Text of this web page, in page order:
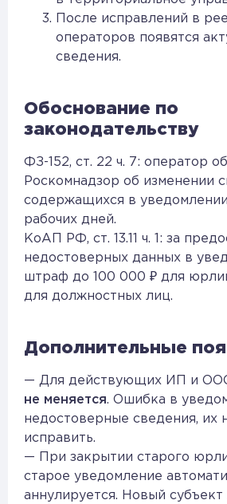
После исправлений в
операторов появятся
сведения.
Обоснование по
законодательству
ФЗ-152, ст. 22 ч. 7: оператор
Роскомнадзор об изменении
содержащихся в
рабочих дней.
КоАП РФ, ст. 13.11 ч. 1: за
недостоверных данных в
штраф до 100 000 ₽ для
для должностных лиц.
Дополнительные
— Для действующих ИП и
не меняется. Ошибка в
недостоверные сведения, их
исправить.
— При закрытии старого
старое уведомление
аннулируется. Новый субъект